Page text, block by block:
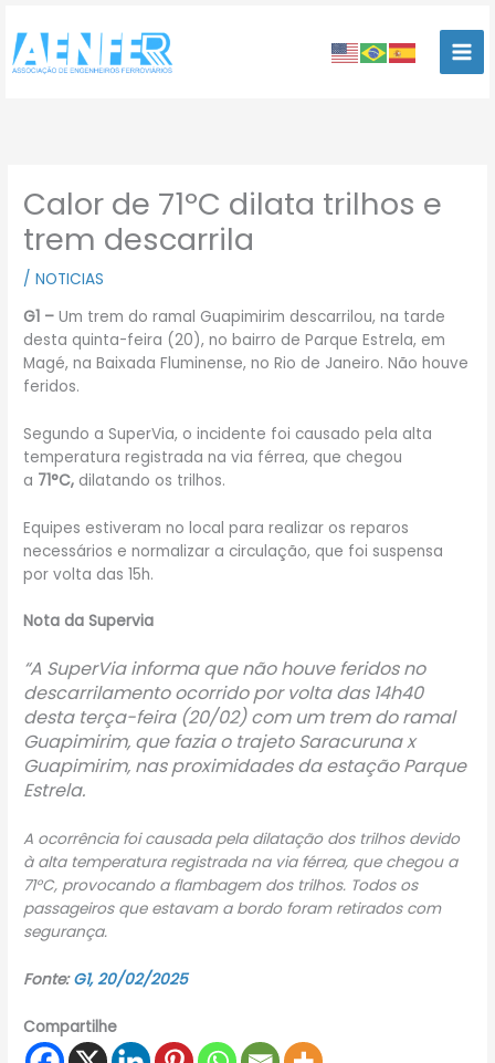
para
conteúdo
Calor de 71ºC dilata trilhos e
trem descarrila
/NOTICIAS
G1 – Um trem do ramal Guapimirim descarrilou, na tarde
desta quinta-feira (20), no bairro de Parque Estrela, em
Magé, na Baixada Fluminense, no Rio de Janeiro. Não houve
feridos.
Segundo a SuperVia, o incidente foi causado pela alta
temperatura registrada na via férrea, que chegou
a 71°C, dilatando os trilhos.
Equipes estiveram no local para realizar os reparos
necessários e normalizar a circulação, que foi suspensa
por volta das 15h.
Nota da Supervia
“A SuperVia informa que não houve feridos no
descarrilamento ocorrido por volta das 14h40
desta terça-feira (20/02) com um trem do ramal
Guapimirim, que fazia o trajeto Saracuruna x
Guapimirim, nas proximidades da estação Parque
Estrela.
A ocorrência foi causada pela dilatação dos trilhos devido
à alta temperatura registrada na via férrea, que chegou a
71°C, provocando a flambagem dos trilhos. Todos os
passageiros que estavam a bordo foram retirados com
segurança.
Fonte:G1, 20/02/2025
Compartilhe